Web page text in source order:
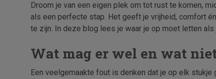
Droom je van een eigen plek om tot rust te komen,
als een perfecte stap. Het geeft je vrijheid, comfort
te zijn. In deze blog lees je waar je op moet letten
Wat mag er wel en wat
Een veelgemaakte fout is denken dat je op elk